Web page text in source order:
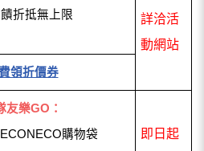
折抵無上限
詳洽活
動網站
領折價券
友樂GO：
購物袋
即日起